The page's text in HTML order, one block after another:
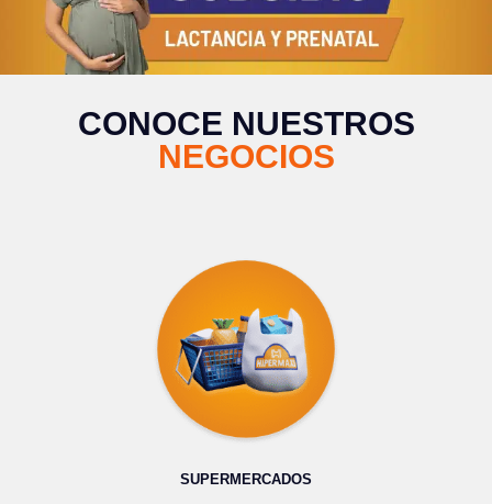
CONOCE NUESTROS
NEGOCIOS
SUPERMERCADOS